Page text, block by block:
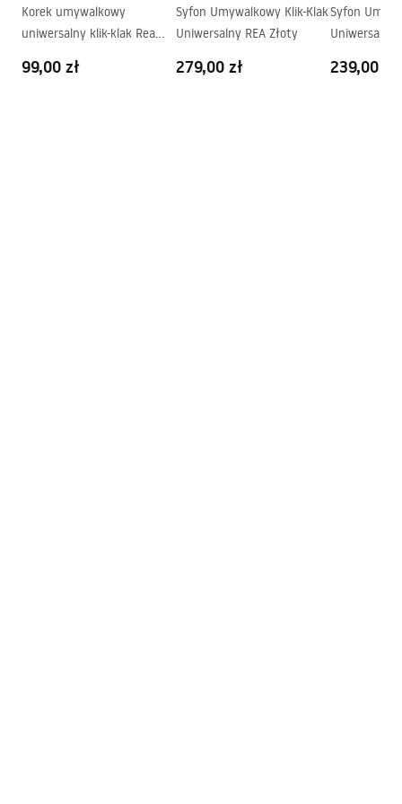
Otwór przelewowy
Nie
Warranty_Terms_and_Conditions_Basins_-_5.pdf
Korek umywalkowy
uniwersalny klik-klak Rea
99,00 zł
Syfon Umywalkowy Klik-Klak
Uniwersalny REA Złoty
279,00 zł
Syfon
Uniwersalny
239,00 zł